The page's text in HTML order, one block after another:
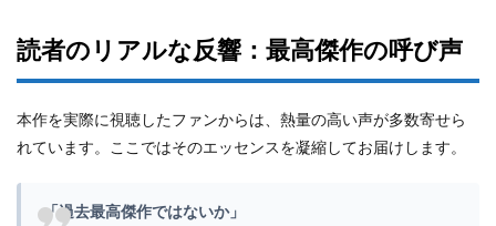
読者のリアルな反響：最高傑作の呼び声
本作を実際に視聴したファンからは、熱量の高い声が多数寄せら
れています。ここではそのエッセンスを凝縮してお届けします。
「過去最高傑作ではないか」